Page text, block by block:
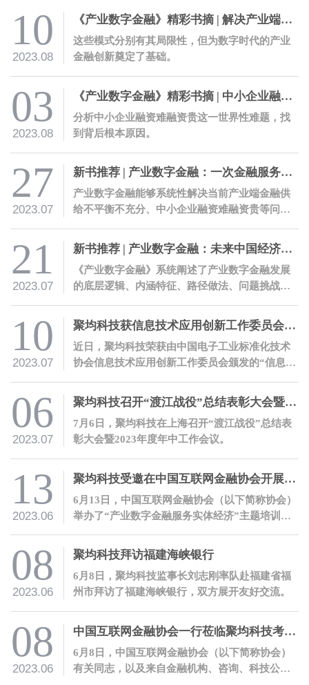
本。
10
2023.08
《产业数字金融》精彩书摘 | 解决产业端金融供给痛点的四种探索模式
这些模式分别有其局限性，但为数字时代的产业
金融创新奠定了基础。
03
2023.08
《产业数字金融》精彩书摘 | 中小企业融资难融资贵原因何在
分析中小企业融资难融资贵这一世界性难题，找
到背后根本原因。
27
2023.07
新书推荐 | 产业数字金融：一次金融服务的革命性创新
产业数字金融能够系统性解决当前产业端金融供
给不平衡不充分、中小企业融资难融资贵等问
有中国特色的金融体系提供助力。
21
2023.07
新书推荐 | 产业数字金融：未来中国经济增长新引擎
《产业数字金融》系统阐述了产业数字金融发展
的底层逻辑、内涵特征、路径做法、问题挑战、
10
2023.07
聚均科技获信息技术应用创新工作委员会技术活动单位证书
近日，聚均科技荣获由中国电子工业标准化技术
协会信息技术应用创新工作委员会颁发的“信息技
公司信创能力获权威认可。
06
2023.07
聚均科技召开“渡江战役”总结表彰大会暨2023年度年中工作会议
7月6日，聚均科技在上海召开“渡江战役”总结表
彰大会暨2023年度年中工作会议。
13
2023.06
聚均科技受邀在中国互联网金融协会开展产业数字金融培训
6月13日，中国互联网金融协会（以下简称协会）
举办了“产业数字金融服务实体经济”主题培训。
科技首席数字风控官兼数字方案部总经理朱立强
开展主题授课。
08
2023.06
聚均科技拜访福建海峡银行
6月8日，聚均科技监事长刘志刚率队赴福建省福
州市拜访了福建海峡银行，双方展开友好交流。
08
2023.06
中国互联网金融协会一行莅临聚均科技考察交流，并开展会员服务活动
6月8日，中国互联网金融协会（以下简称协会）
有关同志，以及来自金融机构、咨询、科技公司